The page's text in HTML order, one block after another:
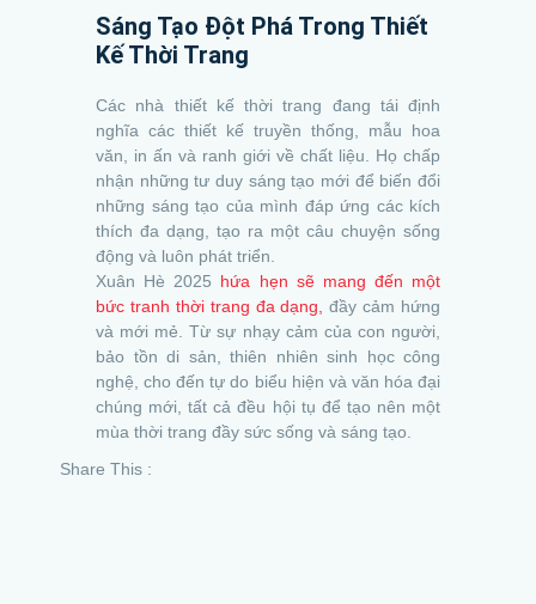
Sáng Tạo Đột Phá Trong Thiết
Kế Thời Trang
Các nhà thiết kế thời trang đang tái định
nghĩa các thiết kế truyền thống, mẫu hoa
văn, in ấn và ranh giới về chất liệu. Họ chấp
nhận những tư duy sáng tạo mới để biến đổi
những sáng tạo của mình đáp ứng các kích
thích đa dạng, tạo ra một câu chuyện sống
động và luôn phát triển.
Xuân Hè 2025 hứa hẹn sẽ mang đến một
bức tranh thời trang đa dạng, đầy cảm hứng
và mới mẻ. Từ sự nhạy cảm của con người,
bảo tồn di sản, thiên nhiên sinh học công
nghệ, cho đến tự do biểu hiện và văn hóa đại
chúng mới, tất cả đều hội tụ để tạo nên một
mùa thời trang đầy sức sống và sáng tạo.
Share This :